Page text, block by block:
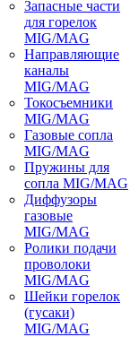
Запасные части
для горелок
MIG/MAG
Направляющие
каналы
MIG/MAG
Токосъемники
MIG/MAG
Газовые сопла
MIG/MAG
Пружины для
сопла MIG/MAG
Диффузоры
газовые
MIG/MAG
Ролики подачи
проволоки
MIG/MAG
Шейки горелок
(гусаки)
MIG/MAG